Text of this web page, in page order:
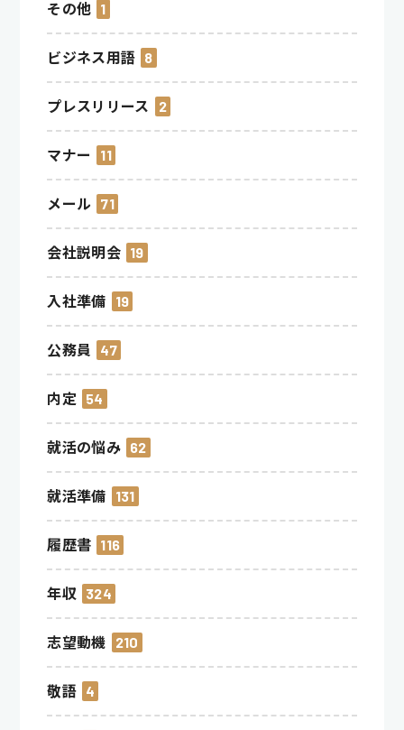
その他 1
ビジネス用語 8
プレスリリース 2
マナー 11
メール 71
会社説明会 19
入社準備 19
公務員 47
内定 54
就活の悩み 62
就活準備 131
履歴書 116
年収 324
志望動機 210
敬語 4